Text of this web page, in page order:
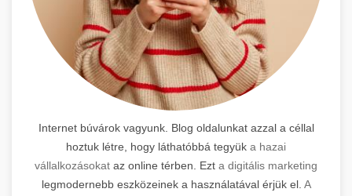
Internet búvárok vagyunk. Blog oldalunkat azzal a céllal
hoztuk létre, hogy láthatóbbá tegyük a hazai
vállalkozásokat az online térben. Ezt a digitális marketing
legmodernebb eszközeinek a használatával érjük el. A